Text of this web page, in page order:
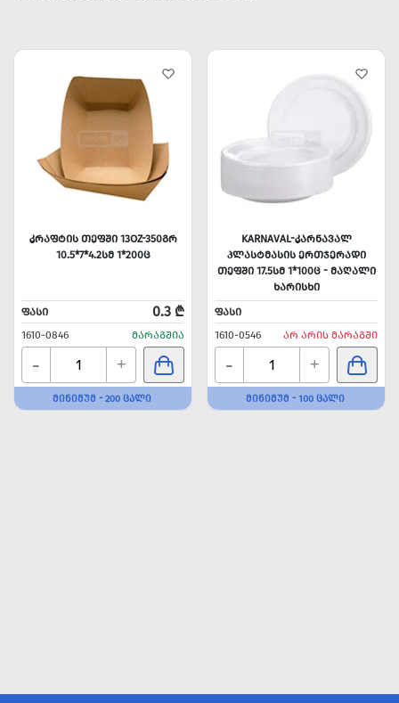
ᲙᲠᲐᲤᲢᲘᲡ ᲗᲔᲤᲨᲘ 13OZ-350ᲒᲠ
10.5*7*4.2ᲡᲛ 1*200Ც
ᲤᲐᲡᲘ 0.3 ₾
1610-0846 ᲛᲐᲠᲐᲒᲨᲘᲐ
- +
ᲛᲘᲜᲘᲛᲣᲛ - 200 ᲪᲐᲚᲘ
KARNAVAL-ᲙᲐᲠᲜᲐᲕᲐᲚ
ᲞᲚᲐᲡᲢᲛᲐᲡᲘᲡ ᲔᲠᲗᲯᲔᲠᲐᲓᲘ
ᲗᲔᲤᲨᲘ 17.5ᲡᲛ 1*100Ც - ᲛᲐᲦᲐᲚᲘ
ᲮᲐᲠᲘᲡᲮᲘ
ᲤᲐᲡᲘ
1610-0546
ᲐᲠ ᲐᲠᲘᲡ ᲛᲐᲠᲐᲒᲨᲘ
- +
ᲛᲘᲜᲘᲛᲣᲛ - 100 ᲪᲐᲚᲘ